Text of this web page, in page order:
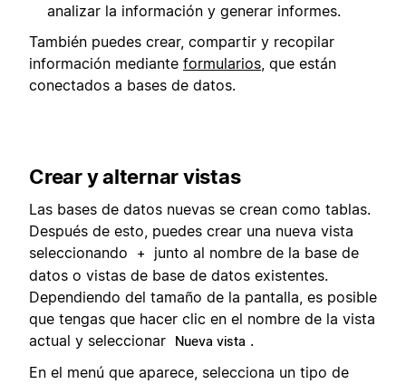
analizar la información y generar informes.
También puedes crear, compartir y recopilar
información mediante formularios, que están
conectados a bases de datos.
Crear y alternar vistas
Las bases de datos nuevas se crean como tablas.
Después de esto, puedes crear una nueva vista
seleccionando
+
junto al nombre de la base de
datos o vistas de base de datos existentes.
Dependiendo del tamaño de la pantalla, es posible
que tengas que hacer clic en el nombre de la vista
actual y seleccionar
Nueva vista .
En el menú que aparece, selecciona un tipo de